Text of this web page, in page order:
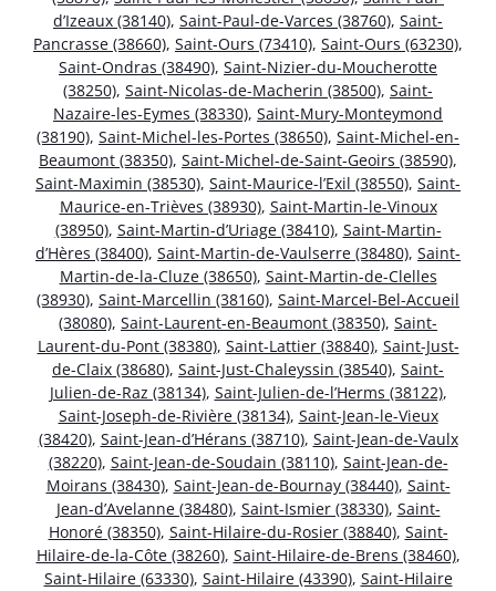
d’Izeaux (38140), Saint-Paul-de-Varces (38760), Saint-
Pancrasse (38660), Saint-Ours (73410), Saint-Ours (63230),
Saint-Ondras (38490), Saint-Nizier-du-Moucherotte
(38250), Saint-Nicolas-de-Macherin (38500), Saint-
Nazaire-les-Eymes (38330), Saint-Mury-Monteymond
(38190), Saint-Michel-les-Portes (38650), Saint-Michel-en-
Beaumont (38350), Saint-Michel-de-Saint-Geoirs (38590),
Saint-Maximin (38530), Saint-Maurice-l’Exil (38550), Saint-
Maurice-en-Trièves (38930), Saint-Martin-le-Vinoux
(38950), Saint-Martin-d’Uriage (38410), Saint-Martin-
d’Hères (38400), Saint-Martin-de-Vaulserre (38480), Saint-
Martin-de-la-Cluze (38650), Saint-Martin-de-Clelles
(38930), Saint-Marcellin (38160), Saint-Marcel-Bel-Accueil
(38080), Saint-Laurent-en-Beaumont (38350), Saint-
Laurent-du-Pont (38380), Saint-Lattier (38840), Saint-Just-
de-Claix (38680), Saint-Just-Chaleyssin (38540), Saint-
Julien-de-Raz (38134), Saint-Julien-de-l’Herms (38122),
Saint-Joseph-de-Rivière (38134), Saint-Jean-le-Vieux
(38420), Saint-Jean-d’Hérans (38710), Saint-Jean-de-Vaulx
(38220), Saint-Jean-de-Soudain (38110), Saint-Jean-de-
Moirans (38430), Saint-Jean-de-Bournay (38440), Saint-
Jean-d’Avelanne (38480), Saint-Ismier (38330), Saint-
Honoré (38350), Saint-Hilaire-du-Rosier (38840), Saint-
Hilaire-de-la-Côte (38260), Saint-Hilaire-de-Brens (38460),
Saint-Hilaire (63330), Saint-Hilaire (43390), Saint-Hilaire